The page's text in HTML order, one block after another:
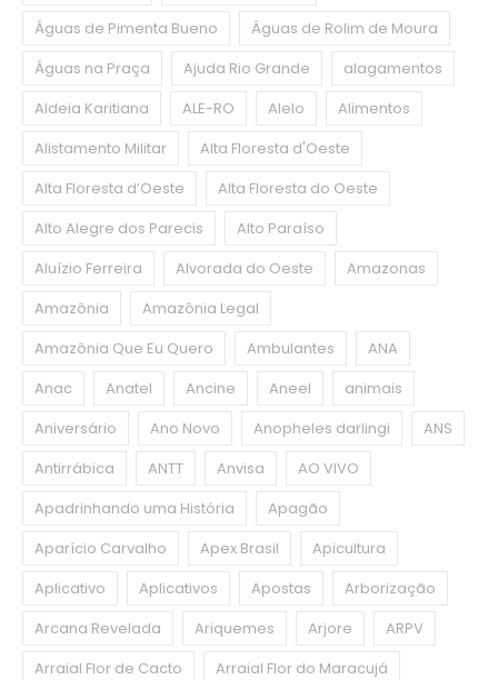
Águas de Pimenta Bueno
Águas de Rolim de Moura
Águas na Praça
Ajuda Rio Grande
alagamentos
Aldeia Karitiana
ALE-RO Alelo
Alimentos
Alistamento Militar
Alta Floresta d'Oeste
Alta Floresta d’Oeste
Alta Floresta do Oeste
Alto Alegre dos Parecis
Alto Paraíso
Aluízio Ferreira
Alvorada do Oeste
Amazonas
Amazônia
Amazônia Legal
Amazônia Que Eu Quero
Ambulantes
ANA
Anac
Anatel Ancine Aneel
animais
Aniversário
Ano Novo Anopheles darlingi
ANS
Antirrábica
ANTT Anvisa
AO VIVO
Apadrinhando uma História
Apagão
Aparício Carvalho
Apex Brasil
Apicultura
Aplicativo
Aplicativos Apostas
Arborização
Arcana Revelada
Ariquemes Arjore
ARPV
Arraial Flor de Cacto
Arraial Flor do Maracujá